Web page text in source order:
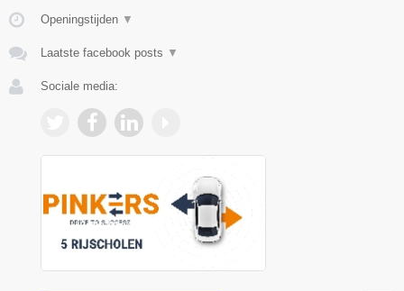
Openingstijden ▼
Laatste facebook posts ▼
Sociale media: